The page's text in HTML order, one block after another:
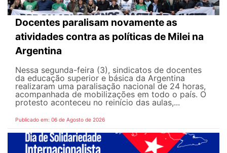
Docentes paralisam novamente as
atividades contra as políticas de Milei na
Argentina
Nessa segunda-feira (3), sindicatos de docentes
da educação superior e básica da Argentina
realizaram uma paralisação nacional de 24 horas,
acompanhada de mobilizações em todo o país. O
protesto aconteceu no reinício das aulas,...
Publicado em: 06 de Agosto de 2026